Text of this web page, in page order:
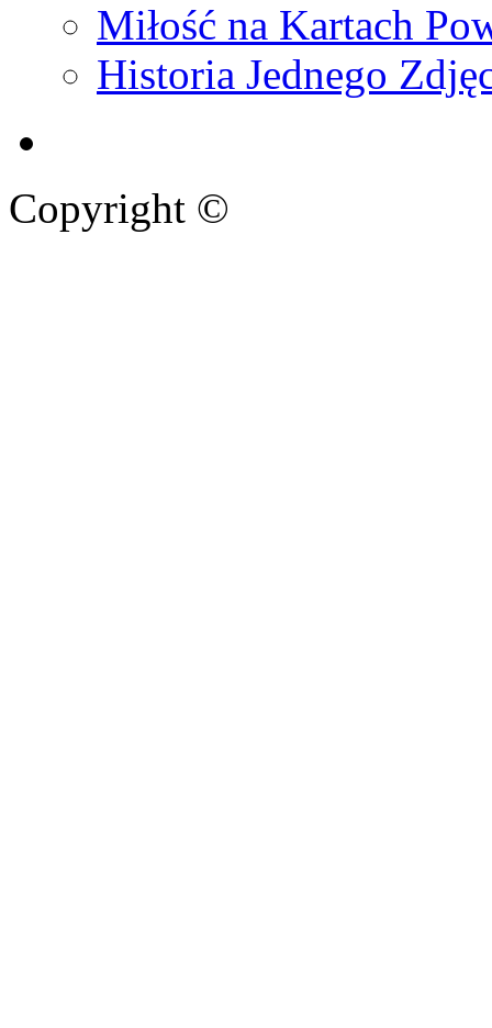
Miłość na Kartach
Historia Jednego
Copyright ©